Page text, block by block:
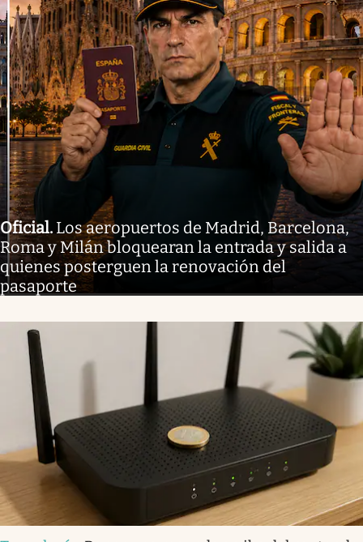
Oficial. Los aeropuertos de Madrid, Barcelona,
Roma y Milán bloquearan la entrada y salida a
quienes posterguen la renovación del
pasaporte